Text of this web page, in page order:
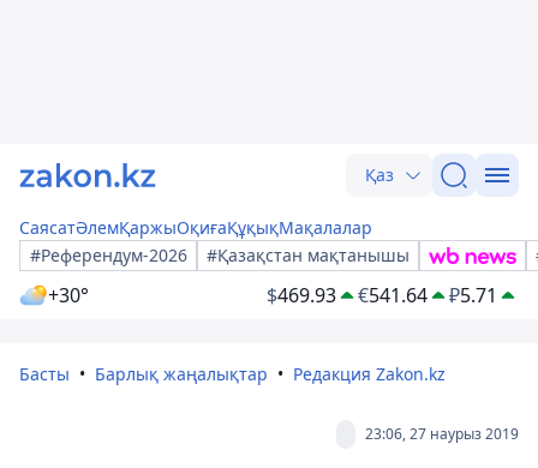
Қаз
СаясатӘлемҚаржыОқиғаҚұқықМақалалар
#Референдум-2026
#Қазақстан мақтанышы
+30° $469.93 €541.64 ₽5.71
Басты Барлық жаңалықтар Редакция Zakon.kz
23:06, 27 наурыз 2019